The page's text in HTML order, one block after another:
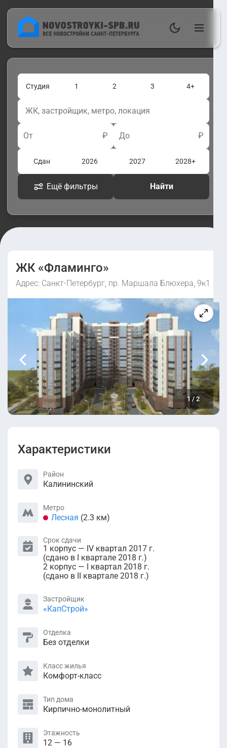
Студия 1 2 3 4+
От ₽ До ₽
Сдан 2026 2027 2028+
Ещё фильтры Найти
ЖК «Фламинго»
Адрес: Санкт-Петербург, пр. Маршала Блюхера, 9к1
1/ 2
Характеристики
Район
Калининский
Метро
Лесная (2.3 км)
Срок сдачи
1 корпус — IV квартал 2017 г.
(сдано в I квартале 2018 г.)
2 корпус — I квартал 2018 г.
(сдано в II квартале 2018 г.)
Застройщик
«КапСтрой»
Отделка
Без отделки
Класс жилья
Комфорт-класс
Тип дома
Кирпично-монолитный
Этажность
12 — 16